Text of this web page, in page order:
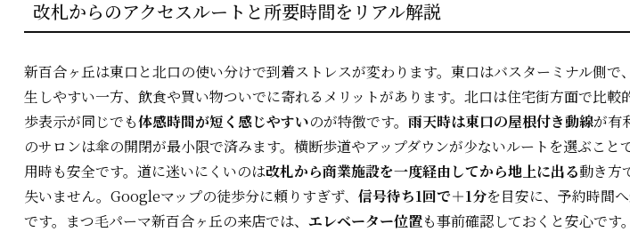
改札からのアクセスルートと所要時間をリアル解説
新百合ヶ丘は東口と北口の使い分けで到着ストレスが変わります。東口はバスターミナル側で
生しやすい一方、飲食や買い物ついでに寄れるメリットがあります。北口は住宅街方面で比較
歩表示が同じでも体感時間が短く感じやすいのが特徴です。 雨天時は東口の屋根付き動線が有
のサロンは傘の開閉が最小限で済みます。横断歩道やアップダウンが少ないルートを選ぶこと
用時も安全です。道に迷いにくいのは改札から商業施設を一度経由してから地上に出る動き方
失いません。Googleマップの徒歩分に頼りすぎず、 信号待ち1回で＋1分を目安に、予約時間
です。まつ毛パーマ新百合ヶ丘の来店では、 エレベーター位置も事前確認しておくと安心です。